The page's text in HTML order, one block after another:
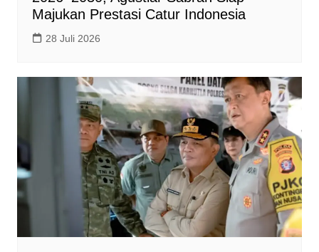
Majukan Prestasi Catur Indonesia
28 Juli 2026